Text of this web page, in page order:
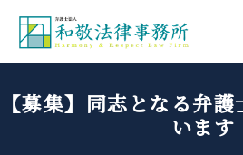
を
【募集】同志となる弁
います
ナ
ゲ